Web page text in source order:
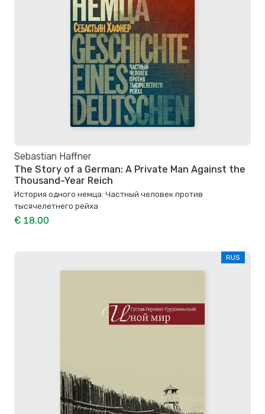
Sebastian Haffner
The Story of a German: A Private Man Against the
Thousand-Year Reich
История одного немца: Частный человек против
тысячелетнего рейха
€ 18.00
RUS